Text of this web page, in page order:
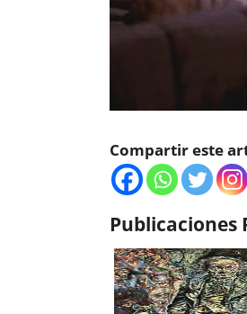
Compartir este
Publicaciones